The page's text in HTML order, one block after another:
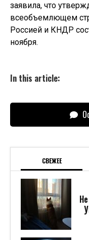
заявила, что
всеобъемлющем
Россией и КНДР
ноября.
In this article:
СВЕЖЕЕ